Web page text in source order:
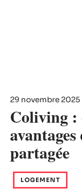
29 novembre 2025
Coliving
partagée
LOGEMENT